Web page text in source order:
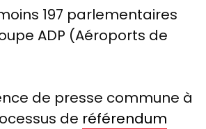
197 parlementaires
ADP (Aéroports de
de presse commune à
de référendum